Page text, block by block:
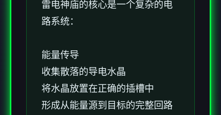
雷电神庙的核心是一个复杂的电
路系统：
能量传导
收集散落的导电水晶
将水晶放置在正确的插槽中
形成从能量源到目标的完整回路